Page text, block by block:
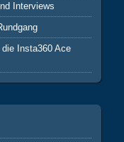
Interviews
Insta360 Ace